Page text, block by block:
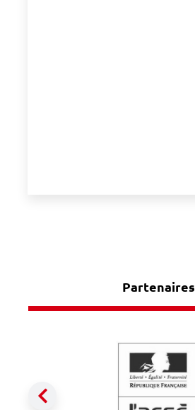
Partenaires